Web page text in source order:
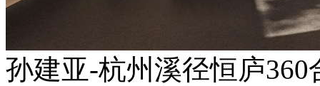
孙建亚-杭州溪径恒庐360